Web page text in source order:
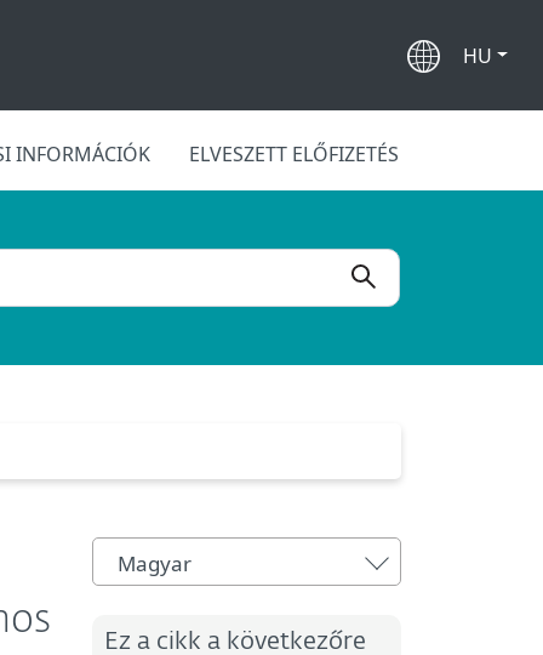
HU
INFORMÁCIÓK ELVESZETT ELŐFIZETÉS
Magyar
Ez a cikk a következőre